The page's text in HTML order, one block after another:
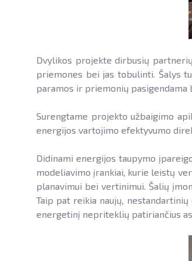
Dvylikos projekte dirbusių
priemones bei jas tobulinti. Šalys
paramos ir priemonių
Surengtame projekto užbaigimo
energijos vartojimo efektyvumo
Didinami energijos taupymo
modeliavimo įrankiai, kurie leistų
planavimui bei vertinimui. Šalių
Taip pat reikia naujų,
energetinį nepriteklių patiriančius